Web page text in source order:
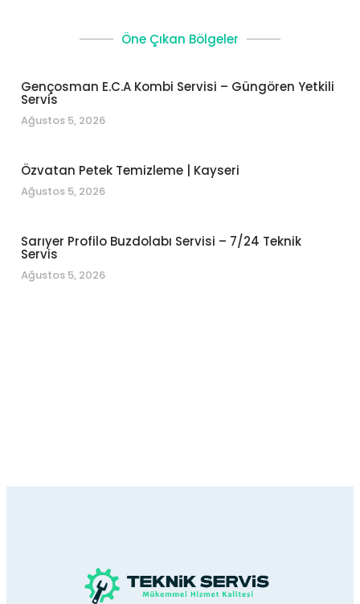
Öne Çıkan Bölgeler
Gençosman E.C.A Kombi Servisi – Güngören Yetkili
Servis
Ağustos 5, 2026
Özvatan Petek Temizleme | Kayseri
Ağustos 5, 2026
Sarıyer Profilo Buzdolabı Servisi – 7/24 Teknik
Servis
Ağustos 5, 2026